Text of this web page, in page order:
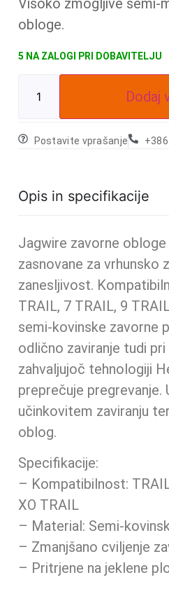
Visoko zmogljive semi-
obloge.
5 NA ZALOGI
Dodaj
Postavite vprašanje
Opis in specifikacije
Jagwire zavorne
zasnovane za vrhunsko
zanesljivost.
TRAIL, 7 TRAIL, 9
semi-kovinske zavorne
odlično zaviranje tudi
zahvaljujoč tehnologiji
preprečuje pregrevanje.
učinkovitem zaviranju
oblog.
Specifikacije:
– Kompatibilnost:
XO TRAIL
– Material: Semi-
– Zmanjšano cviljenje
– Pritrjene na jeklene